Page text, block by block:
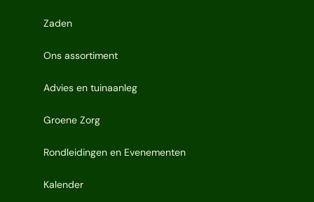
Zaden
Ons assortiment
Advies en tuinaanleg
Groene Zorg
Rondleidingen en Evenementen
Kalender